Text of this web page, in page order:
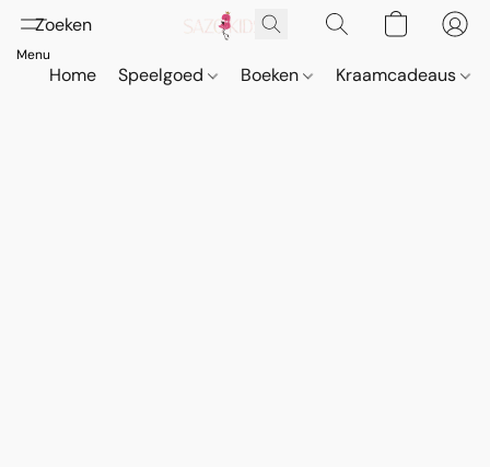
Home Speelgoed Boeken Kraamcadeaus